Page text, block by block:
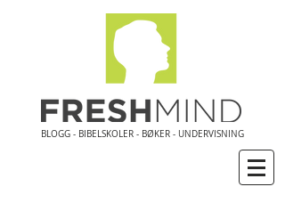
BLOGG - BIBELSKOLER - BØKER - UNDERVISNING